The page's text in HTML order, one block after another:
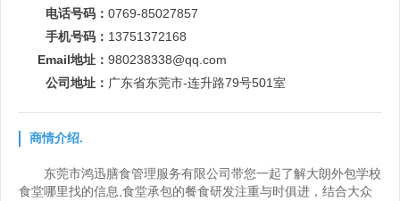
电话号码： 0769-85027857
手机号码： 13751372168
Email地址： 980238338@qq.com
公司地址： 广东省东莞市-连升路79号501室
商情介绍.
东莞市鸿迅膳食管理服务有限公司带您一起了解大朗外包学校
食堂哪里找的信息,食堂承包的餐食研发注重与时俱进，结合大众